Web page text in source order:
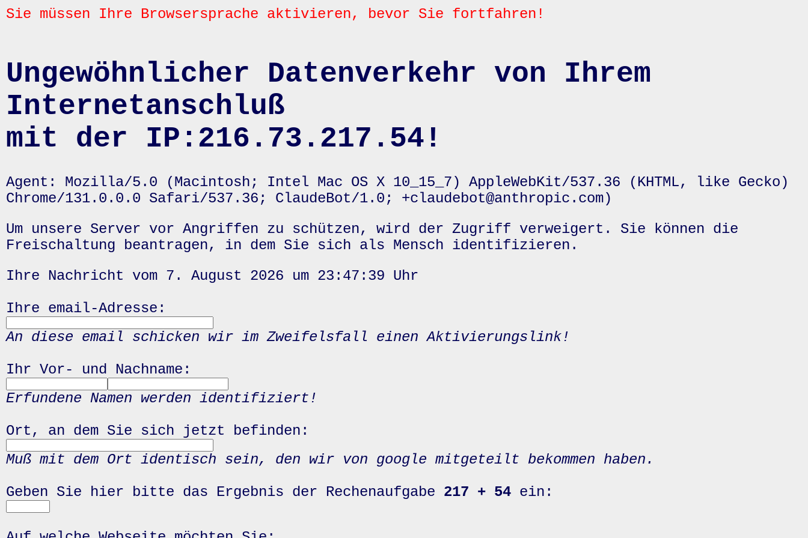
Sie müssen Ihre Browsersprache aktivieren, bevor Sie fortfahren!
Ungewöhnlicher Datenverkehr von Ihrem
Internetanschluß
mit der IP:216.73.217.54!
Agent: Mozilla/5.0 (Macintosh; Intel Mac OS X 10_15_7) AppleWebKit/537.36 (KHTML, like Gecko)
Chrome/131.0.0.0 Safari/537.36; ClaudeBot/1.0; +claudebot@anthropic.com)
Um unsere Server vor Angriffen zu schützen, wird der Zugriff verweigert. Sie können die
Freischaltung beantragen, in dem Sie sich als Mensch identifizieren.
Ihre Nachricht vom 7. August 2026 um 23:47:39 Uhr
Ihre email-Adresse:
An diese email schicken wir im Zweifelsfall einen Aktivierungslink!
Ihr Vor- und Nachname:
Erfundene Namen werden identifiziert!
Ort, an dem Sie sich jetzt befinden:
Muß mit dem Ort identisch sein, den wir von google mitgeteilt bekommen haben.
Geben Sie hier bitte das Ergebnis der Rechenaufgabe 217 + 54 ein: